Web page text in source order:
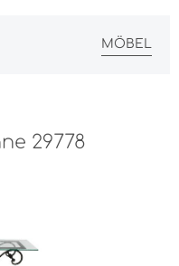
MÖBEL
29778